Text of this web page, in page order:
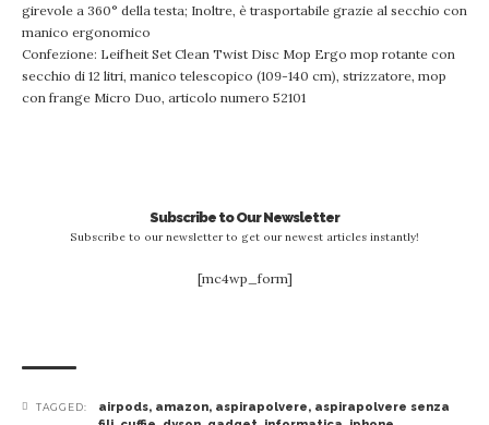
girevole a 360° della testa; Inoltre, è trasportabile grazie al secchio con
manico ergonomico
Confezione: Leifheit Set Clean Twist Disc Mop Ergo mop rotante con
secchio di 12 litri, manico telescopico (109-140 cm), strizzatore, mop
con frange Micro Duo, articolo numero 52101
Subscribe to Our Newsletter
Subscribe to our newsletter to get our newest articles instantly!
[mc4wp_form]
TAGGED: airpods, amazon, aspirapolvere, aspirapolvere senza